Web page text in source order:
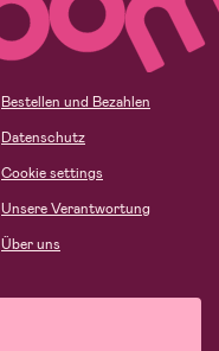
Bestellen und Bezahlen
Datenschutz
Cookie settings
Unsere Verantwortung
Über uns